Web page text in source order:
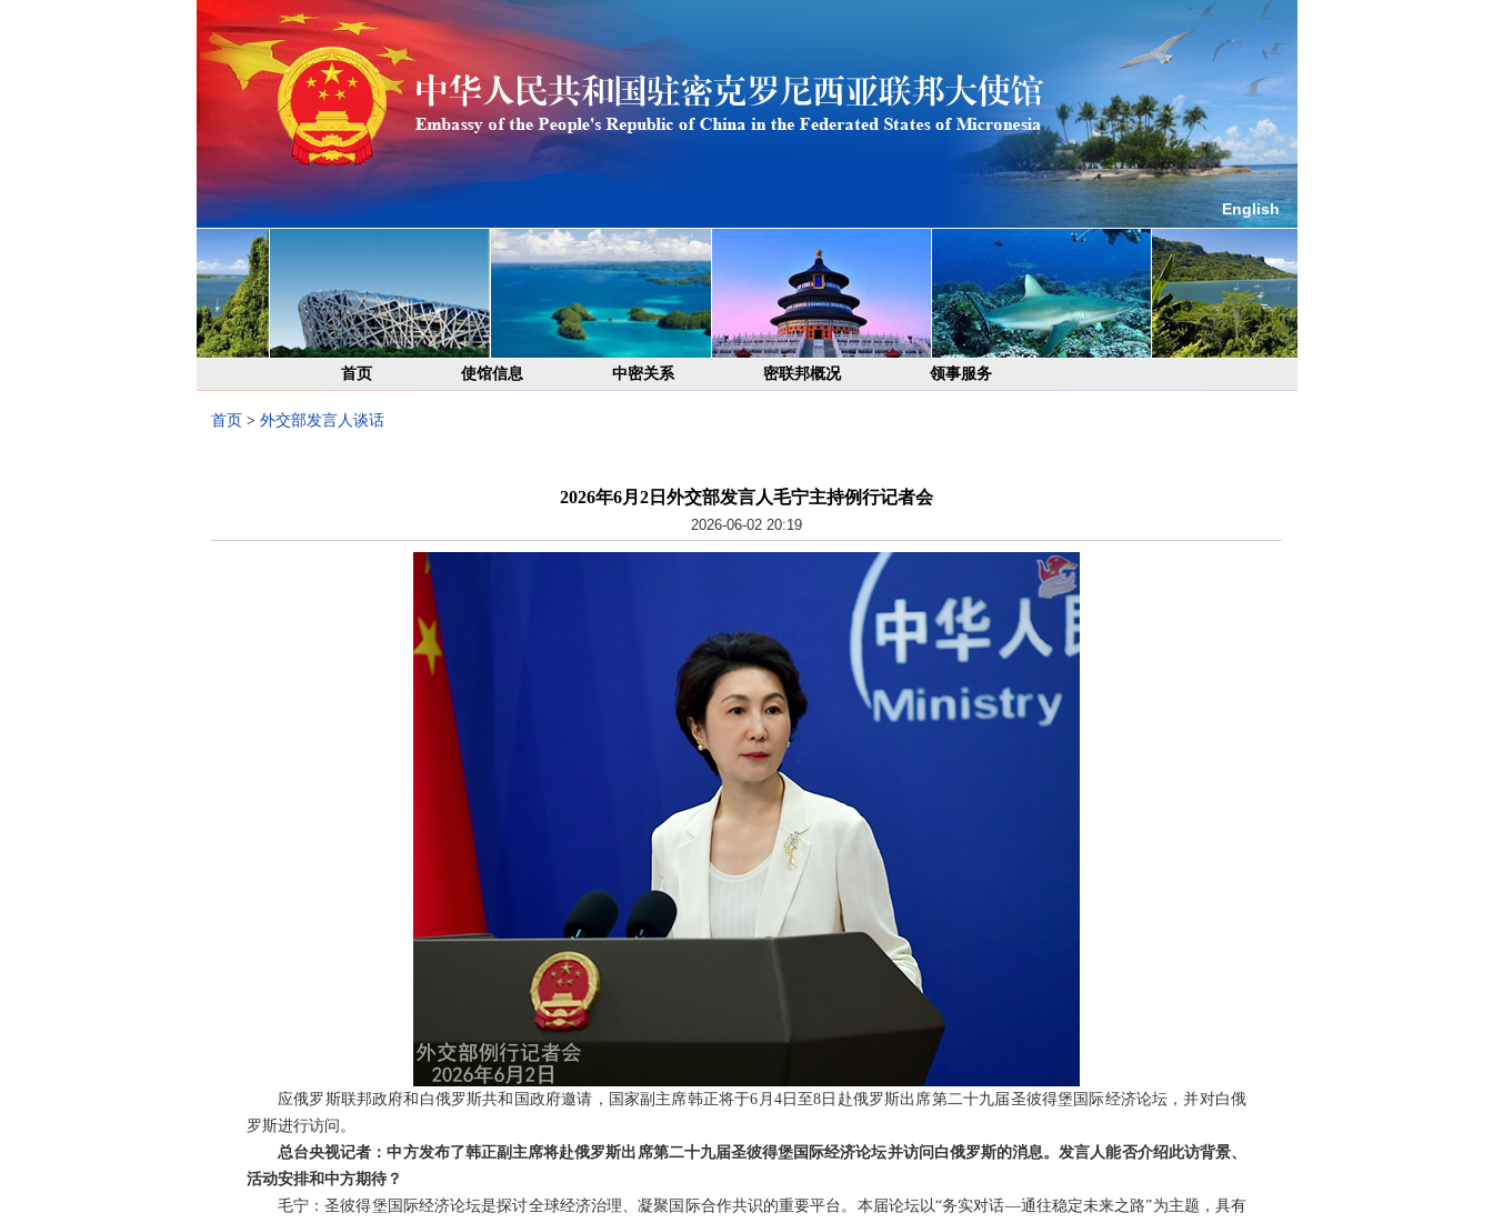
English
首页 使馆信息 中密关系 密联邦概况 领事服务
首页 > 外交部发言人谈话
2026年6月2日外交部发言人毛宁主持例行记者会
2026-06-02 20:19
应俄罗斯联邦政府和白俄罗斯共和国政府邀请，国家副主席韩正将于6月4日至8日赴俄罗斯出席第二十九届圣彼得堡国际经济论坛，并对白俄
罗斯进行访问。
总台央视记者：中方发布了韩正副主席将赴俄罗斯出席第二十九届圣彼得堡国际经济论坛并访问白俄罗斯的消息。发言人能否介绍此访背景、
活动安排和中方期待？
毛宁：圣彼得堡国际经济论坛是探讨全球经济治理、凝聚国际合作共识的重要平台。本届论坛以“务实对话—通往稳定未来之路”为主题，具有